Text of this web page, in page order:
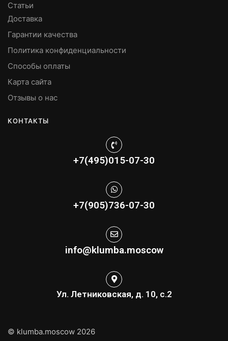
Статьи
Доставка
Гарантии качества
Политика конфиденциальности
Способы оплаты
Карта сайта
Отзывы о нас
КОНТАКТЫ
+7(495)015-07-30
+7(905)736-07-30
info@klumba.moscow
Ул. Летниковская, д. 10, с.2
© klumba.moscow 2026